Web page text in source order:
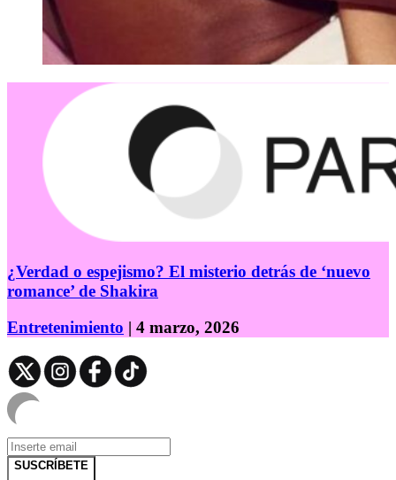
¿Verdad o espejismo? El misterio detrás de ‘nuevo
romance’ de Shakira
Entretenimiento | 4 marzo, 2026
SUSCRÍBETE